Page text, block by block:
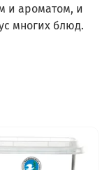
и ароматом, и
многих блюд.